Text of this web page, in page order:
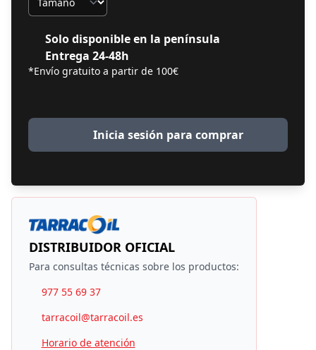
Solo disponible en la península
Entrega 24-48h
*Envío gratuito a partir de 100€
Inicia sesión para comprar
DISTRIBUIDOR OFICIAL
Para consultas técnicas sobre los productos:
977 55 69 37
tarracoil@tarracoil.es
Horario de atención